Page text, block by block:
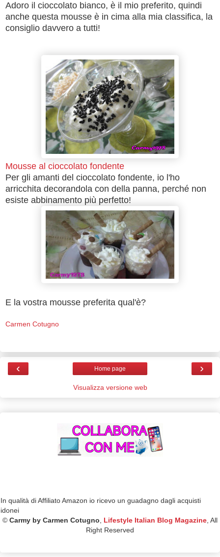
Adoro il cioccolato bianco, è il mio preferito, quindi
anche questa mousse è in cima alla mia classifica, la
consiglio davvero a tutti!
Mousse al cioccolato fondente
Per gli amanti del cioccolato fondente, io l'ho
arricchita decorandola con della panna, perché non
esiste abbinamento più perfetto!
E la vostra mousse preferita qual'è?
Carmen Cotugno
‹ ›
Home page
Visualizza versione web
In qualità di Affiliato Amazon io ricevo un guadagno dagli acquisti
idonei
© Carmy by Carmen Cotugno, Lifestyle Italian Blog Magazine, All
Right Reserved